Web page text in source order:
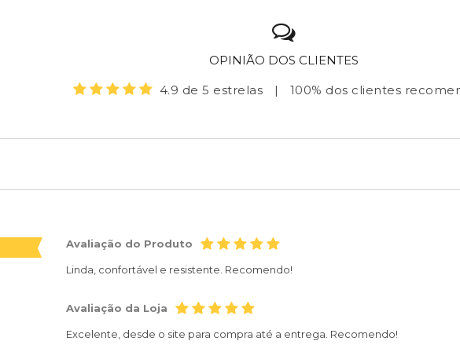
OPINIÃO DOS CLIENTES
4.9 de 5 estrelas
| 100% dos clientes
Avaliação do Produto
Linda, confortável e resistente. Recomendo!
Avaliação da Loja
Excelente, desde o site para compra até a entrega. Recomendo!